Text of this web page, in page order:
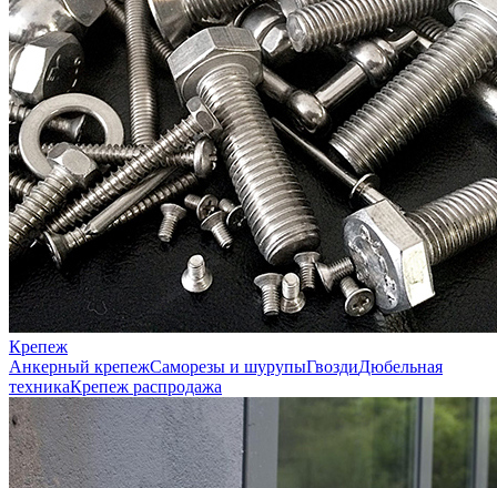
Крепеж
Анкерный крепежСаморезы и шурупыГвоздиДюбельная
техникаКрепеж распродажа